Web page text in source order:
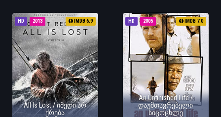
HD 2013 IMDB 6.9
All Is Lost / იმედი არ
ქრება
HD 2005 IMDB 7.0
An Unfinished Life /
დაუმთავრებელი
სიცოცხლე